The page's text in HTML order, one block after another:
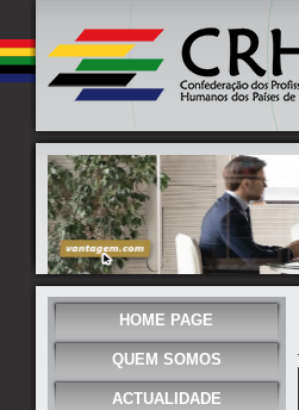
HOME PAGE
QUEM SOMOS
ACTUALIDADE